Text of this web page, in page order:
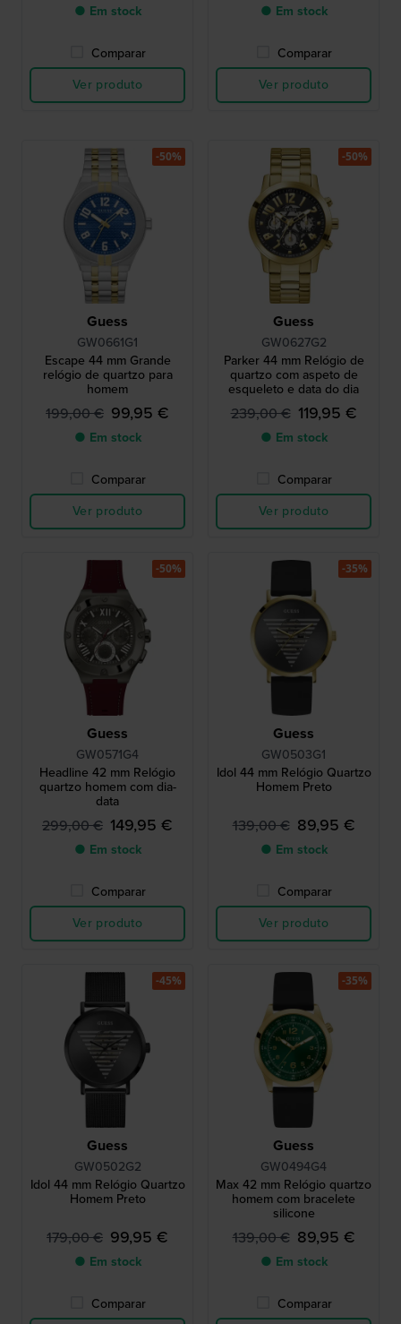
● Em stock
Comparar
Ver produto
● Em stock
Comparar
Ver produto
Guess
GW0661G1
Escape 44 mm Grande
relógio de quartzo para
homem
199,00 € 99,95 €
● Em stock
Comparar
Ver produto
-50%
Guess
GW0627G2
Parker 44 mm Relógio de
quartzo com aspeto de
esqueleto e data do dia
239,00 € 119,95 €
● Em stock
Comparar
Ver produto
-50%
Guess
GW0571G4
Headline 42 mm Relógio
quartzo homem com dia-
data
299,00 € 149,95 €
● Em stock
Comparar
Ver produto
-50%
Guess
GW0503G1
Idol 44 mm Relógio Quartzo
Homem Preto
139,00 € 89,95 €
● Em stock
Comparar
Ver produto
-35%
Guess
GW0502G2
Idol 44 mm Relógio Quartzo
Homem Preto
179,00 € 99,95 €
● Em stock
Comparar
-45%
Guess
GW0494G4
Max 42 mm Relógio quartzo
homem com bracelete
silicone
139,00 € 89,95 €
● Em stock
Comparar
-35%